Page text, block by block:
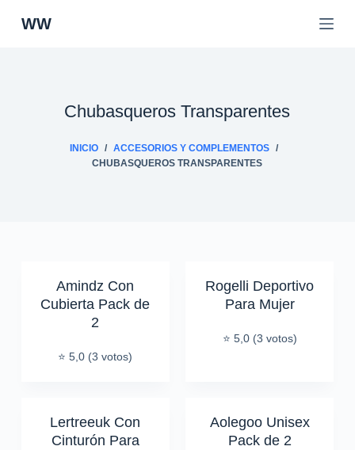
SWW
Chubasqueros Transparentes
INICIO / ACCESORIOS Y COMPLEMENTOS
/
CHUBASQUEROS TRANSPARENTES
Amindz Con
Cubierta Pack de
2
⭐ 5,0 (3 votos)
Rogelli Deportivo
Para Mujer
⭐ 5,0 (3 votos)
Lertreeuk Con
Cinturón Para
Aolegoo Unisex
Pack de 2